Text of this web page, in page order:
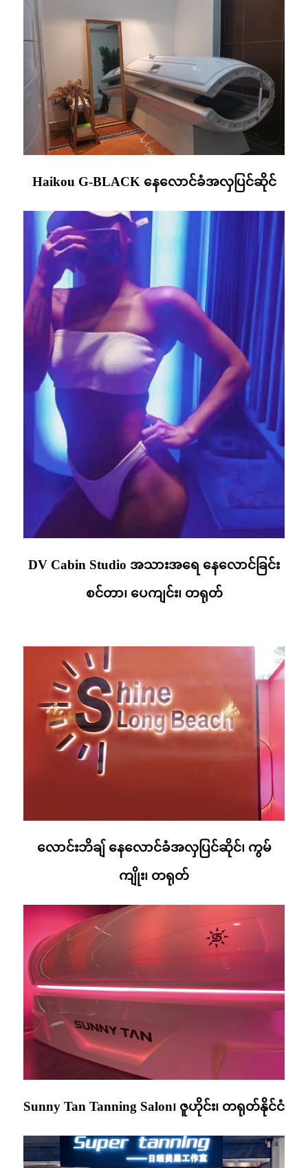
Haikou G-BLACK နေလောင်ခံအလှပြင်ဆိုင်
DV Cabin Studio အသားအရေ နေလောင်ခြင်း
စင်တာ၊ ပေကျင်း၊ တရုတ်
လောင်းဘိချ် နေလောင်ခံအလှပြင်ဆိုင်၊ ကွမ်
ကျိုး၊ တရုတ်
Sunny Tan Tanning Salon၊ ဇူဟိုင်း၊ တရုတ်နိုင်ငံ